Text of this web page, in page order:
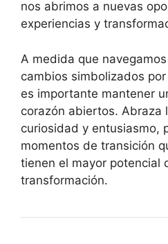
nos abrimos a nuevas
experiencias y
A medida que
cambios simbolizados
es importante mantener
corazón abiertos. Abraza
curiosidad y entusiasmo,
momentos de transición
tienen el mayor potencial
transformación.